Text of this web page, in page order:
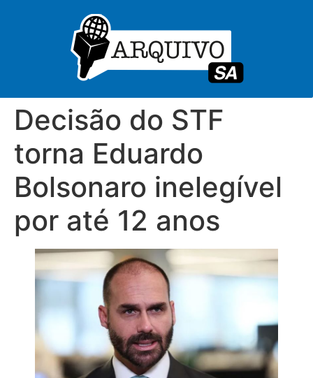
Decisão do STF
torna Eduardo
Bolsonaro inelegível
por até 12 anos